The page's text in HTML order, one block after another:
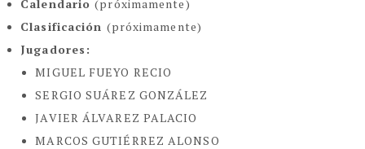
Calendario(próximamente)
Clasificación (próximamente)
Jugadores:
MIGUEL FUEYO RECIO
SERGIO SUÁREZ GONZÁLEZ
JAVIER ÁLVAREZ PALACIO
MARCOS GUTIÉRREZ ALONSO